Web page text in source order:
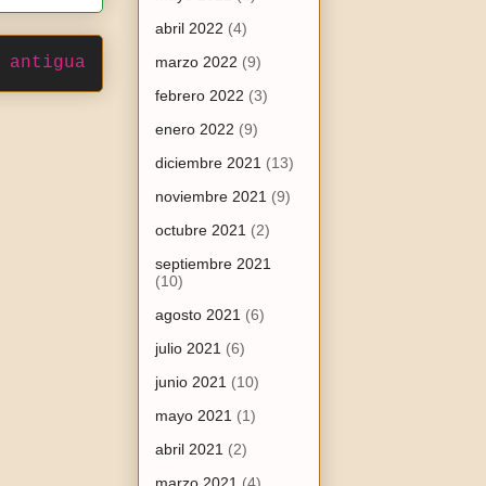
antigua
abril 2022 (4)
marzo 2022 (9)
febrero 2022 (3)
enero 2022 (9)
diciembre 2021 (13)
noviembre 2021 (9)
octubre 2021 (2)
septiembre 2021
(10)
agosto 2021 (6)
julio 2021 (6)
junio 2021 (10)
mayo 2021 (1)
abril 2021 (2)